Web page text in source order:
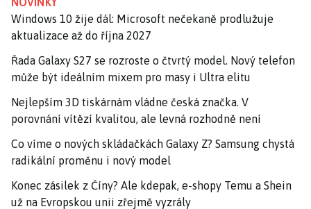
Windows 10 žije dál: Microsoft nečekaně prodlužuje
aktualizace až do října 2027
Řada Galaxy S27 se rozroste o čtvrtý model. Nový telefon
může být ideálním mixem pro masy i Ultra elitu
Nejlepším 3D tiskárnám vládne česká značka. V
porovnání vítězí kvalitou, ale levná rozhodně není
Co víme o nových skládačkách Galaxy Z? Samsung chystá
radikální proměnu i nový model
Konec zásilek z Číny? Ale kdepak, e-shopy Temu a Shein
už na Evropskou unii zřejmě vyzrály